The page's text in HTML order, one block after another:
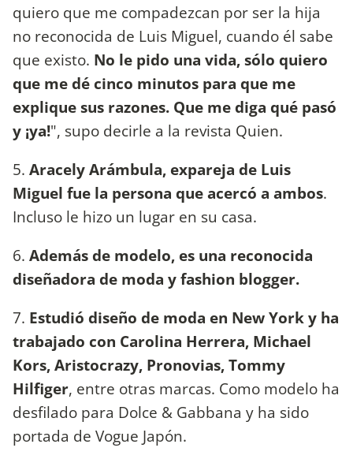
quiero que me compadezcan por ser la hija
no reconocida de Luis Miguel, cuando él sabe
que existo. No le pido una vida, sólo quiero
que me dé cinco minutos para que me
explique sus razones. Que me diga qué pasó
y ¡ya!", supo decirle a la revista Quien.
5. Aracely Arámbula, expareja de Luis
Miguel fue la persona que acercó a ambos.
Incluso le hizo un lugar en su casa.
6. Además de modelo, es una reconocida
diseñadora de moda y fashion blogger.
7. Estudió diseño de moda en New York y ha
trabajado con Carolina Herrera, Michael
Kors, Aristocrazy, Pronovias, Tommy
Hilfiger, entre otras marcas. Como modelo ha
desfilado para Dolce & Gabbana y ha sido
portada de Vogue Japón.